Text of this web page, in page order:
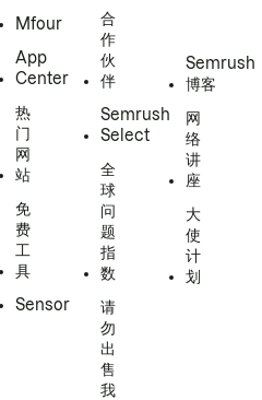
Mfour
App
Center
热
门
网
站
免
费
工
具
Sensor
合
作
伙
伴
Semrush
Select
全
球
问
题
指
数
请
勿
出
售
我
Semrush
博客
网
络
讲
座
大
使
计
划